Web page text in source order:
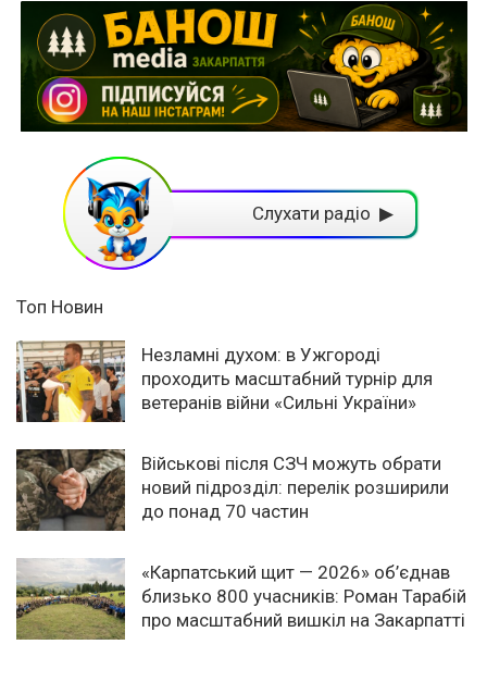
Слухати радіо ▶
Топ Новин
Незламні духом: в Ужгороді
проходить масштабний турнір для
ветеранів війни «Сильні України»
Військові після СЗЧ можуть обрати
новий підрозділ: перелік розширили
до понад 70 частин
«Карпатський щит — 2026» об’єднав
близько 800 учасників: Роман Тарабій
про масштабний вишкіл на Закарпатті